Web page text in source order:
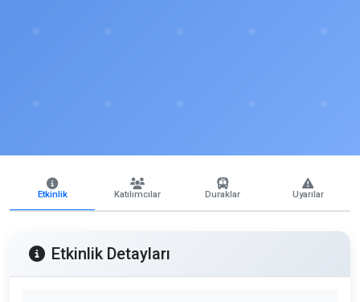
Etkinlik Katılımcılar Duraklar Uyarılar
Etkinlik Detayları